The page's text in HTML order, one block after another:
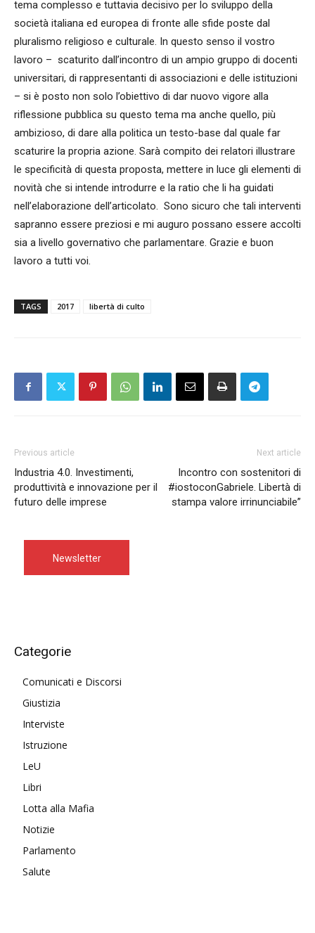
tema complesso e tuttavia decisivo per lo sviluppo della
società italiana ed europea di fronte alle sfide poste dal
pluralismo religioso e culturale. In questo senso il vostro
lavoro – scaturito dall’incontro di un ampio gruppo di docenti
universitari, di rappresentanti di associazioni e delle istituzioni
– si è posto non solo l’obiettivo di dar nuovo vigore alla
riflessione pubblica su questo tema ma anche quello, più
ambizioso, di dare alla politica un testo-base dal quale far
scaturire la propria azione. Sarà compito dei relatori illustrare
le specificità di questa proposta, mettere in luce gli elementi di
novità che si intende introdurre e la ratio che li ha guidati
nell’elaborazione dell’articolato. Sono sicuro che tali interventi
sapranno essere preziosi e mi auguro possano essere accolti
sia a livello governativo che parlamentare. Grazie e buon
lavoro a tutti voi.
TAGS 2017 libertà di culto
Previous article
Industria 4.0. Investimenti,
produttività e innovazione per il
futuro delle imprese
Next article
Incontro con sostenitori di
#iostoconGabriele. Libertà di
stampa valore irrinunciabile”
Newsletter
Categorie
Comunicati e Discorsi
Giustizia
Interviste
Istruzione
LeU
Libri
Lotta alla Mafia
Notizie
Parlamento
Salute